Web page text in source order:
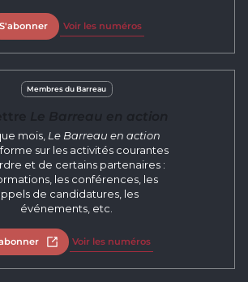
S'abonner Voir les numéros
Membres du Barreau
mois, Le Barreau en action
sur les activités courantes
et de certains partenaires :
les conférences, les
de candidatures, les
événements, etc.
Ouvrir dans un nouvel onglet
Voir les numéros